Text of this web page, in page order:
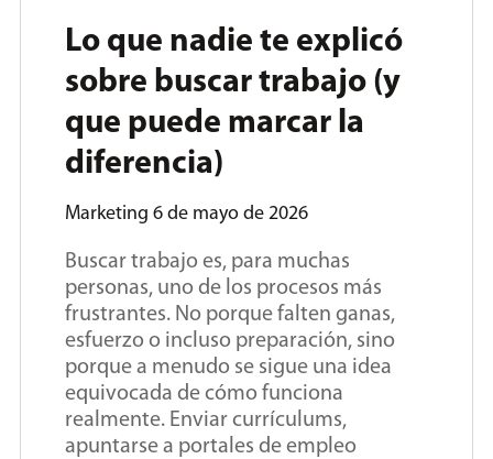
Lo que nadie te explicó
sobre buscar trabajo (y
que puede marcar la
diferencia)
Marketing 6 de mayo de 2026
Buscar trabajo es, para muchas
personas, uno de los procesos más
frustrantes. No porque falten ganas,
esfuerzo o incluso preparación, sino
porque a menudo se sigue una idea
equivocada de cómo funciona
realmente. Enviar currículums,
apuntarse a portales de empleo